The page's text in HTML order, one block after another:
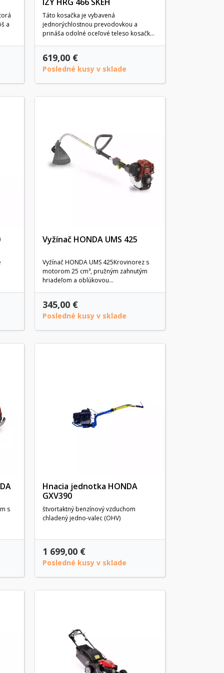
a
Táto kosačka je vybavená
jednorýchlostnou prevodovkou a
prináša odolné oceľové teleso kosačky
619,00 €
Posledné kusy v sklade
Vyžínač HONDA UMS 425
Vyžínač HONDA UMS 425Krovinorez s
motorom 25 cm³, pružným zahnutým
hriadeľom a oblúkovou...
345,00 €
Posledné kusy v sklade
s
Hnacia jednotka HONDA
GXV390
štvortaktný benzínový vzduchom
chladený jedno-valec (OHV)
1 699,00 €
Posledné kusy v sklade